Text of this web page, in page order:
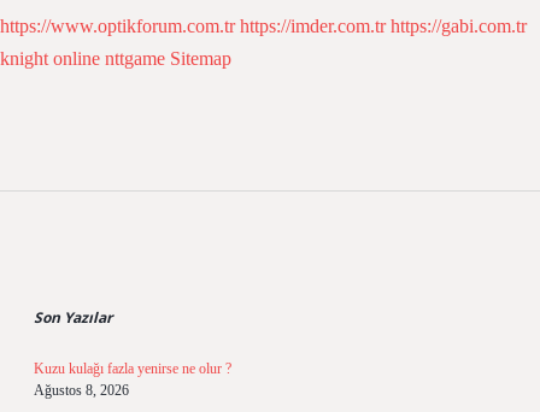
https://www.optikforum.com.tr https://imder.com.tr https://gabi.com.tr
knight online nttgame Sitemap
Son Yazılar
Kuzu kulağı fazla yenirse ne olur ?
Ağustos 8, 2026